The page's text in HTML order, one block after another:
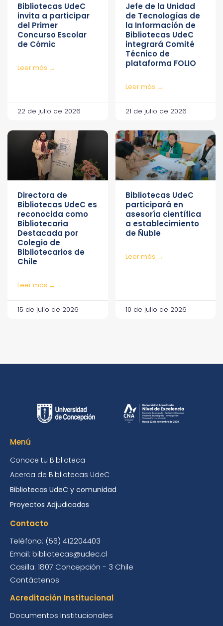
Bibliotecas UdeC
invita a participar
del Primer
Concurso Escolar
de Cómic
Leer más →
22 de julio de 2026
Jefe de la Unidad
de Tecnologías de
la Información de
Bibliotecas UdeC
integrará Comité
Técnico de
plataforma FOLIO
Leer más →
21 de julio de 2026
Directora de
Bibliotecas UdeC es
reconocida como
Bibliotecaria
Destacada por
Colegio de
Bibliotecarios de
Chile
Leer más →
15 de julio de 2026
Bibliotecas UdeC
participará en
asesoría científica
a establecimiento
de Ñuble
Leer más →
10 de julio de 2026
Menú
Conoce tu Biblioteca
Acerca de Bibliotecas UdeC
Bibliotecas UdeC y comunidad
Proyectos Adjudicados
Contacto
Teléfono: (56) 412204403
Email: bibliotecas@udec.cl
Casilla: 1807 Concepción - 3 Chile
Contáctenos
Acreditación Institucional
Documentos Institucionales